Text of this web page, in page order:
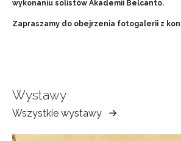
wykonaniu solistów Akademii Belcanto.
Zapraszamy do obejrzenia fotogalerii z
Wystawy
Wszystkie wystawy
Muzeum
Ziemi